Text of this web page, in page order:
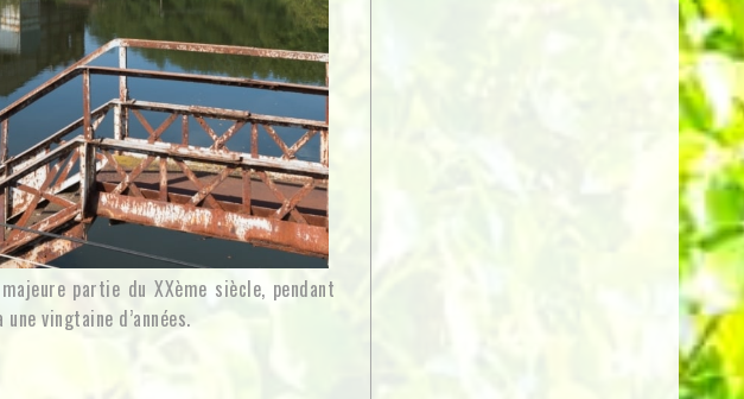
partie du XXème siècle, pendant
vingtaine d’années.